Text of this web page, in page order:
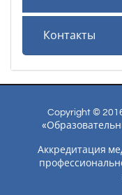
Контакты
Copyright ©
Аккредитация